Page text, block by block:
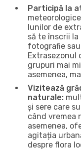
Participă la
lunilor de
să te înscrii
fotografie
Extrasezonul
grupuri mai
asemenea,
Vizitează
naturale:
și sere care
când vremea
asemenea,
agitația
despre flora